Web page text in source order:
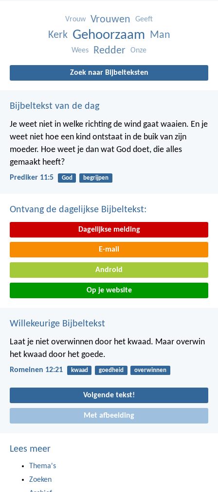
Vrouw Vrouwen Geeft
Kerk Gehoorzaam Man
Wees Redder Onze
Zoek naar Bijbelteksten
Bijbeltekst van de dag
Je weet niet in welke richting de wind gaat waaien. En je
weet niet hoe een kind ontstaat in de buik van zijn
moeder. Hoe weet je dan wat God doet, die alles
gemaakt heeft?
Prediker 11:5 God begrijpen
Ontvang de dagelijkse Bijbeltekst:
Dagelijkse melding
E-mail
Android
Op je website
Willekeurige Bijbeltekst
Laat je niet overwinnen door het kwaad. Maar overwin
het kwaad door het goede.
Romeinen 12:21 kwaad goedheid overwinnen
Volgende tekst!
Met afbeelding
Lees meer
Thema's
Zoeken